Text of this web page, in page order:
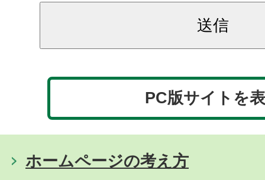
PC版サイトを
ホームページの考え方